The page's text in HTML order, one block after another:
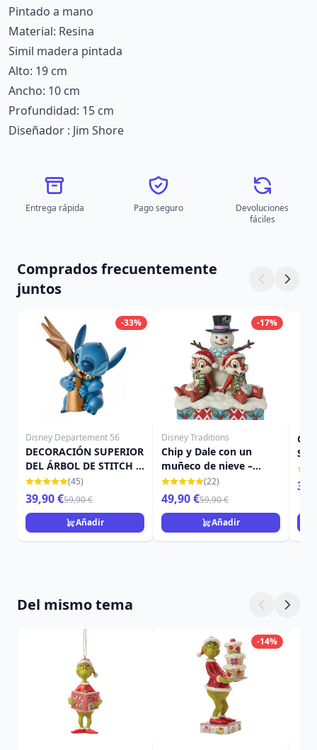
Pintado a mano
Material: Resina
Simil madera pintada
Alto: 19 cm
Ancho: 10 cm
Profundidad: 15 cm
Diseñador : Jim Shore
Entrega rápida Pago seguro
Devoluciones
fáciles
Comprados frecuentemente
juntos
-33%
Disney Departement 56
DECORACIÓN SUPERIOR
DEL ÁRBOL DE STITCH -
DISNEY DEPT.56
(45)
39,90 €59,90 €
Añadir
-17%
Disney Traditions
Chip y Dale con un
muñeco de nieve –
Disney Traditions
(22)
49,90 €59,90 €
Añadir
Del mismo tema
-14%